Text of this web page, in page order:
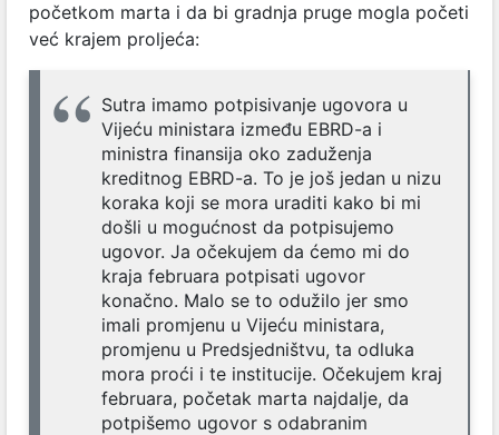
početkom marta i da bi gradnja pruge mogla početi
već krajem proljeća:
Sutra imamo potpisivanje ugovora u
Vijeću ministara između EBRD-a i
ministra finansija oko zaduženja
kreditnog EBRD-a. To je još jedan u nizu
koraka koji se mora uraditi kako bi mi
došli u mogućnost da potpisujemo
ugovor. Ja očekujem da ćemo mi do
kraja februara potpisati ugovor
konačno. Malo se to odužilo jer smo
imali promjenu u Vijeću ministara,
promjenu u Predsjedništvu, ta odluka
mora proći i te institucije. Očekujem kraj
februara, početak marta najdalje, da
potpišemo ugovor s odabranim